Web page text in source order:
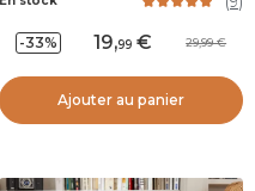
-33% 19,99 29,99
Ajouter au panier